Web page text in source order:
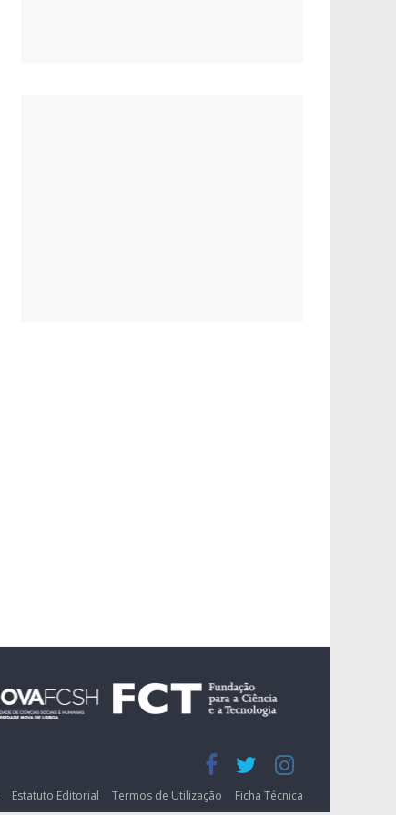
Estatuto Editorial Termos de Utilização Ficha Técnica